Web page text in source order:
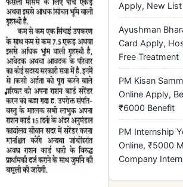
Apply, New
Ayushman
Card Apply,
Free Treatment
PM Kisan
Online Apply,
₹6000 Benefit
PM Internship
Online, ₹5000
Company